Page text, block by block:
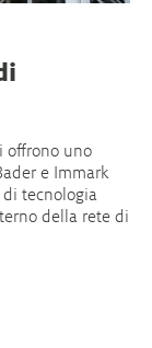
offrono uno
e Immark
tecnologia
della rete di